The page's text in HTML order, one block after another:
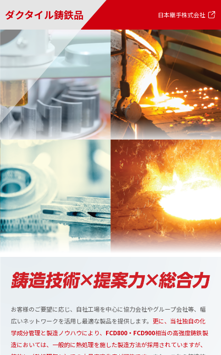
ダクタイル鋳鉄品 日本継手株式会社
お客様のご要望に応じ、自社工場を中心に協力会社やグループ会社等、幅
広いネットワークを活用し最適な製品を提供します。 更に、当社独自の化
学成分管理と製造ノウハウにより、 FCD800・FCD900相当の高強度鋳鉄製
造においては、一般的に熱処理を施した製造方法が採用されていますが、